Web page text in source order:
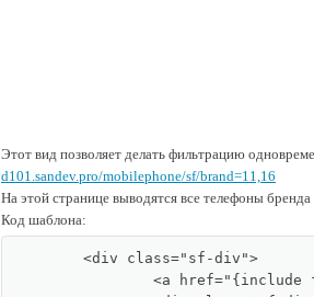
Этот вид позволяет делать фильтрацию
d101.sandev.pro/mobilephone/sf/brand=11,16
На этой странице выводятся все телефоны
Код шаблона: